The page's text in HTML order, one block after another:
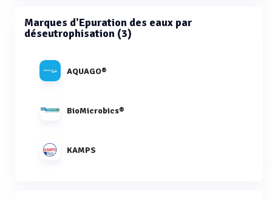
Marques d'Epuration des eaux par
déseutrophisation (3)
AQUAGO®
BioMicrobics®
KAMPS